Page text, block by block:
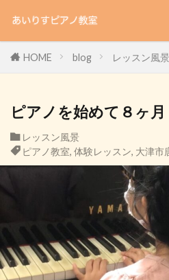
HOME blog レッスン風景
ピアノを始めて８ヶ
レッスン風景
ピアノ教室, 体験レッスン, 大津市